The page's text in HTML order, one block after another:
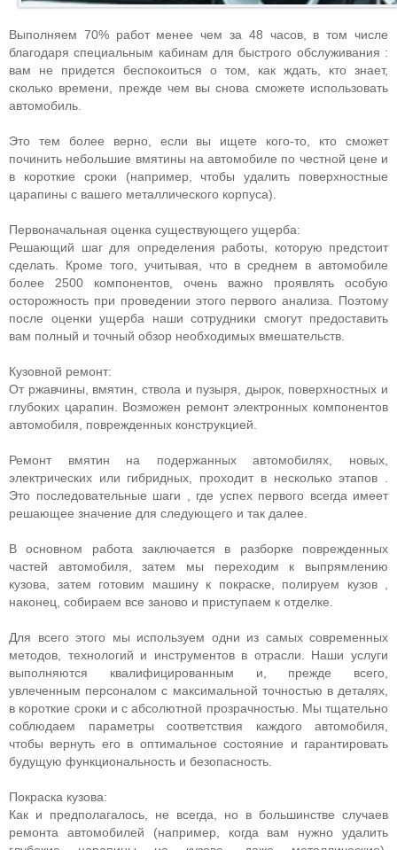
Выполняем 70% работ менее чем за 48 часов, в том числе
благодаря специальным кабинам для быстрого обслуживания :
вам не придется беспокоиться о том, как ждать, кто знает,
сколько времени, прежде чем вы снова сможете использовать
автомобиль.
Это тем более верно, если вы ищете кого-то, кто сможет
починить небольшие вмятины на автомобиле по честной цене и
в короткие сроки (например, чтобы удалить поверхностные
царапины с вашего металлического корпуса).
Первоначальная оценка существующего ущерба:
Решающий шаг для определения работы, которую предстоит
сделать. Кроме того, учитывая, что в среднем в автомобиле
более 2500 компонентов, очень важно проявлять особую
осторожность при проведении этого первого анализа. Поэтому
после оценки ущерба наши сотрудники смогут предоставить
вам полный и точный обзор необходимых вмешательств.
Кузовной ремонт:
От ржавчины, вмятин, ствола и пузыря, дырок, поверхностных и
глубоких царапин. Возможен ремонт электронных компонентов
автомобиля, поврежденных конструкцией.
Ремонт вмятин на подержанных автомобилях, новых,
электрических или гибридных, проходит в несколько этапов .
Это последовательные шаги , где успех первого всегда имеет
решающее значение для следующего и так далее.
В основном работа заключается в разборке поврежденных
частей автомобиля, затем мы переходим к выпрямлению
кузова, затем готовим машину к покраске, полируем кузов ,
наконец, собираем все заново и приступаем к отделке.
Для всего этого мы используем одни из самых современных
методов, технологий и инструментов в отрасли. Наши услуги
выполняются квалифицированным и, прежде всего,
увлеченным персоналом с максимальной точностью в деталях,
в короткие сроки и с абсолютной прозрачностью. Мы тщательно
соблюдаем параметры соответствия каждого автомобиля,
чтобы вернуть его в оптимальное состояние и гарантировать
будущую функциональность и безопасность.
Покраска кузова:
Как и предполагалось, не всегда, но в большинстве случаев
ремонта автомобилей (например, когда вам нужно удалить